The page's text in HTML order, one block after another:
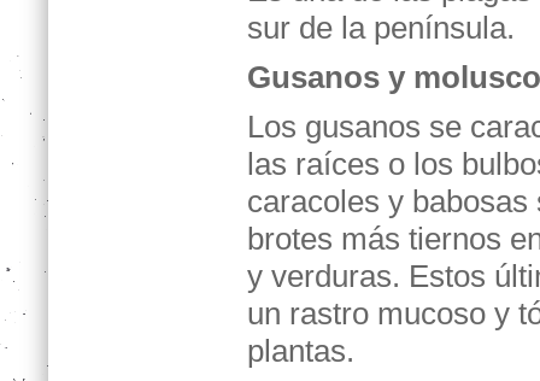
sur de la península.
Gusanos y
Los gusanos se
las raíces o los
caracoles y
brotes más tiernos
y verduras. Estos
un rastro mucoso y
plantas.